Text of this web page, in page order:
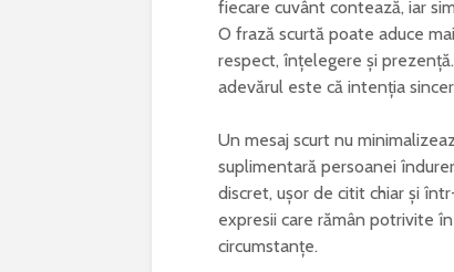
fiecare cuvânt contează, iar
O frază scurtă poate aduce
respect, înțelegere și
adevărul este că intenția
Un mesaj scurt nu
suplimentară persoanei
discret, ușor de citit chiar și
expresii care rămân potrivite
circumstanțe.